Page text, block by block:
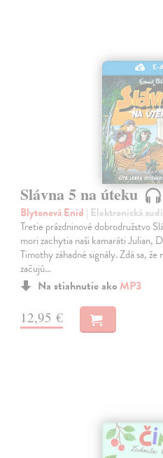
E-
Slávna 5 na úteku
Blytonová Enid | Elektronická
Tretie prázdninové dobrodružstvo
mori zachytia naši kamaráti Julian,
Timothy záhadné signály. Zdá sa,
začujú…
Na stiahnutie ako MP3
12,95 €